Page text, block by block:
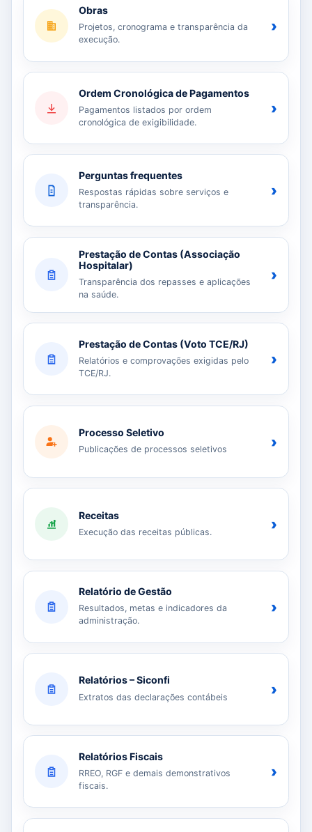
Obras
Projetos, cronograma e transparência da
execução.
›
Ordem Cronológica de Pagamentos
Pagamentos listados por ordem
cronológica de exigibilidade.
›
Perguntas frequentes
Respostas rápidas sobre serviços e
transparência.
›
Prestação de Contas (Associação
Hospitalar)
Transparência dos repasses e aplicações
na saúde.
›
Prestação de Contas (Voto TCE/RJ)
Relatórios e comprovações exigidas pelo
TCE/RJ.
›
Processo Seletivo
Publicações de processos seletivos ›
Receitas
Execução das receitas públicas. ›
Relatório de Gestão
Resultados, metas e indicadores da
administração.
›
Relatórios – Siconfi
Extratos das declarações contábeis ›
Relatórios Fiscais
RREO, RGF e demais demonstrativos
fiscais.
›